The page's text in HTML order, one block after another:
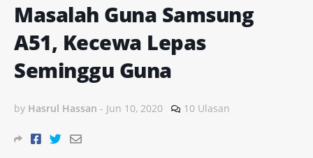
Masalah Guna Samsung
A51, Kecewa Lepas
Seminggu Guna
by Hasrul Hassan - Jun 10, 2020 10 Ulasan